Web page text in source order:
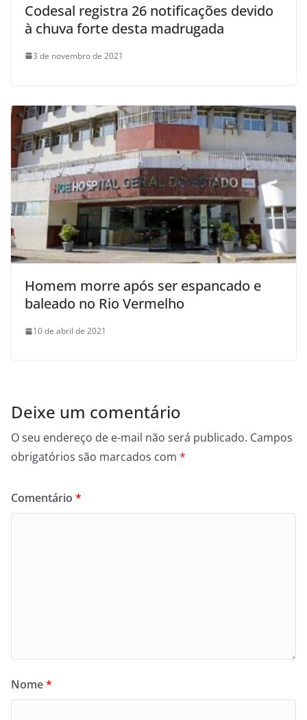
Codesal registra 26 notificações devido
à chuva forte desta madrugada
3 de novembro de 2021
Homem morre após ser espancado e
baleado no Rio Vermelho
10 de abril de 2021
Deixe um comentário
O seu endereço de e-mail não será publicado. Campos
obrigatórios são marcados com *
Comentário *
Nome*